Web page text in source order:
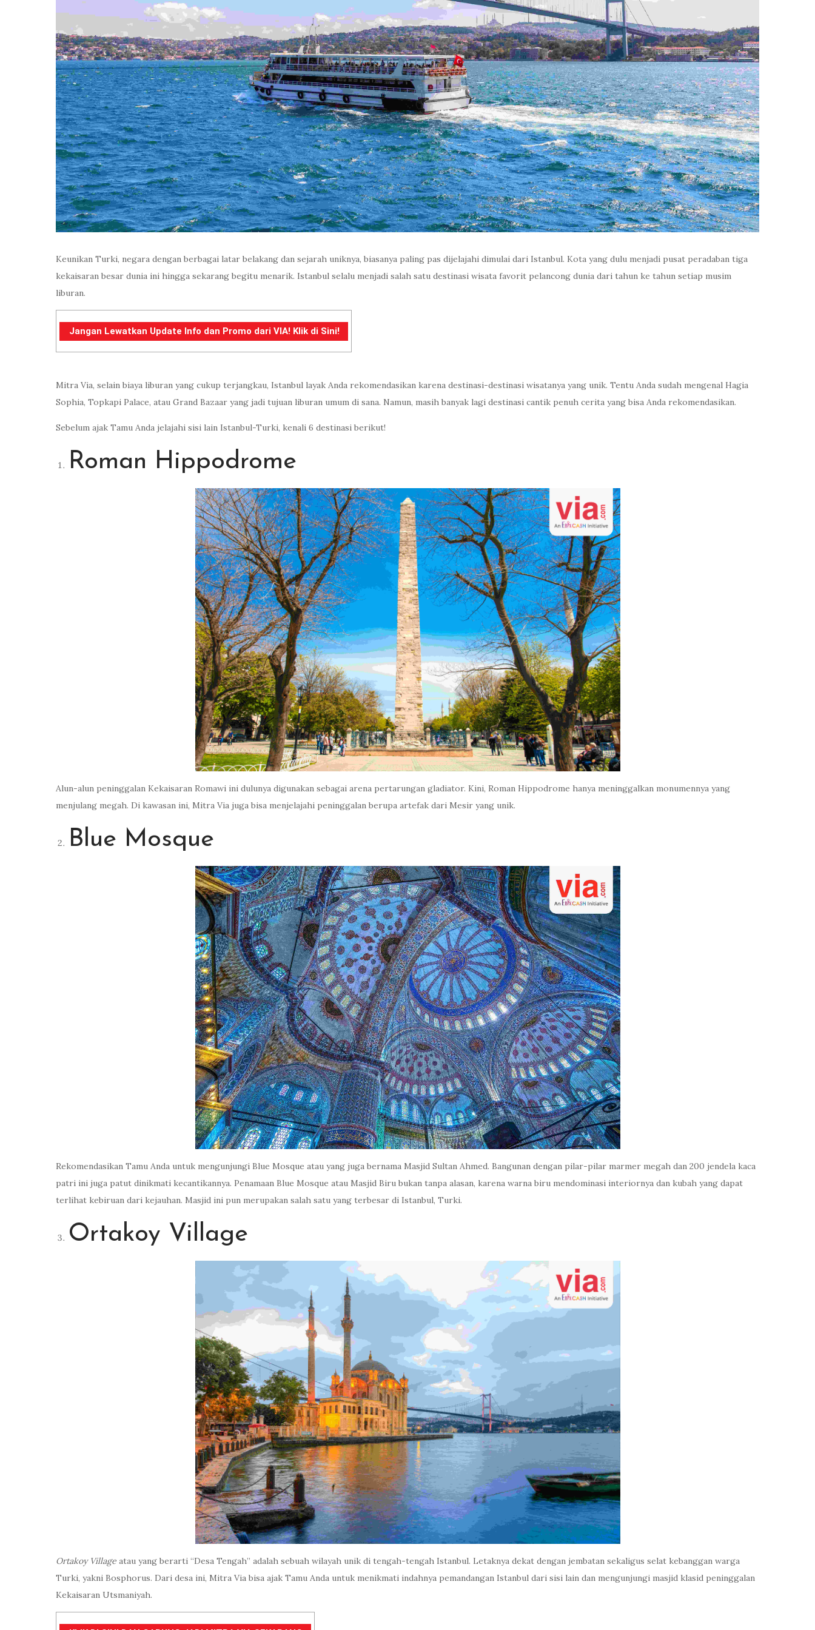
Keunikan Turki, negara dengan berbagai latar belakang dan sejarah uniknya, biasanya paling pas dijelajahi dimulai dari Istanbul. Kota yang dulu menjadi pusat peradaban tiga
kekaisaran besar dunia ini hingga sekarang begitu menarik. Istanbul selalu menjadi salah satu destinasi wisata favorit pelancong dunia dari tahun ke tahun setiap musim
liburan.
Jangan Lewatkan Update Info dan Promo dari VIA! Klik di Sini!
Mitra Via, selain biaya liburan yang cukup terjangkau, Istanbul layak Anda rekomendasikan karena destinasi-destinasi wisatanya yang unik. Tentu Anda sudah mengenal Hagia
Sophia, Topkapi Palace, atau Grand Bazaar yang jadi tujuan liburan umum di sana. Namun, masih banyak lagi destinasi cantik penuh cerita yang bisa Anda rekomendasikan.
Sebelum ajak Tamu Anda jelajahi sisi lain Istanbul-Turki, kenali 6 destinasi berikut!
Roman Hippodrome
Alun-alun peninggalan Kekaisaran Romawi ini dulunya digunakan sebagai arena pertarungan gladiator. Kini, Roman Hippodrome hanya meninggalkan monumennya yang
menjulang megah. Di kawasan ini, Mitra Via juga bisa menjelajahi peninggalan berupa artefak dari Mesir yang unik.
Blue Mosque
Rekomendasikan Tamu Anda untuk mengunjungi Blue Mosque atau yang juga bernama Masjid Sultan Ahmed. Bangunan dengan pilar-pilar marmer megah dan 200 jendela kaca
patri ini juga patut dinikmati kecantikannya. Penamaan Blue Mosque atau Masjid Biru bukan tanpa alasan, karena warna biru mendominasi interiornya dan kubah yang dapat
terlihat kebiruan dari kejauhan. Masjid ini pun merupakan salah satu yang terbesar di Istanbul, Turki.
Ortakoy Village
Ortakoy Village atau yang berarti “Desa Tengah” adalah sebuah wilayah unik di tengah-tengah Istanbul. Letaknya dekat dengan jembatan sekaligus selat kebanggan warga
Turki, yakni Bosphorus. Dari desa ini, Mitra Via bisa ajak Tamu Anda untuk menikmati indahnya pemandangan Istanbul dari sisi lain dan mengunjungi masjid klasid peninggalan
Kekaisaran Utsmaniyah.